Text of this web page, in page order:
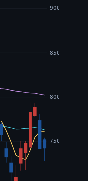
750
800
850
900